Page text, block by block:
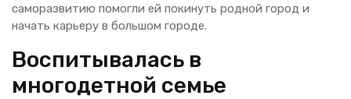
саморазвитию помогли ей покинуть родной город и
начать карьеру в большом городе.
Воспитывалась в
многодетной семье